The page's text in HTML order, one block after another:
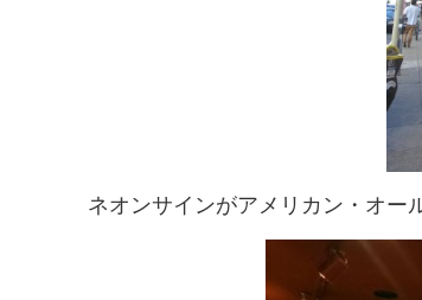
ネオンサインがアメリカン・オー